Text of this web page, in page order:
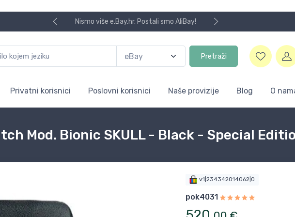
Nismo više e.Bay.hr. Postali smo AliBay!
Pretraži
Privatni korisnici Poslovni korisnici Naše provizije Blog O
Mod. Bionic SKULL - Black - Special
v1|234342014062|0
pok4031